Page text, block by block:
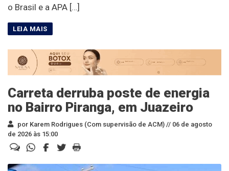
o Brasil e a APA […]
Carreta derruba poste de energia
no Bairro Piranga, em Juazeiro
por Karem Rodrigues (Com supervisão de ACM) // 06 de agosto
de 2026 às 15:00